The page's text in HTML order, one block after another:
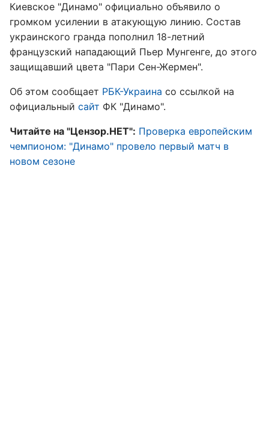
Киевское "Динамо" официально объявило о
громком усилении в атакующую линию. Состав
украинского гранда пополнил 18-летний
французский нападающий Пьер Мунгенге, до этого
защищавший цвета "Пари Сен-Жермен".
Об этом сообщает РБК-Украина со ссылкой на
официальный сайт ФК "Динамо".
Читайте на "Цензор.НЕТ": Проверка европейским
чемпионом: "Динамо" провело первый матч в
новом сезоне